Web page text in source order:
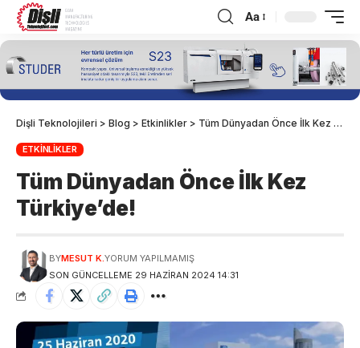
Aa
Dişli Teknolojileri > Blog > Etkinlikler > Tüm Dünyadan Önce İlk Kez Türkiye’de!
ETKINLIKLER
Tüm Dünyadan Önce İlk Kez
Türkiye’de!
SON GÜNCELLEME 29 HAZIRAN 2024 14:31
BYMESUT K.YORUM YAPILMAMIŞ